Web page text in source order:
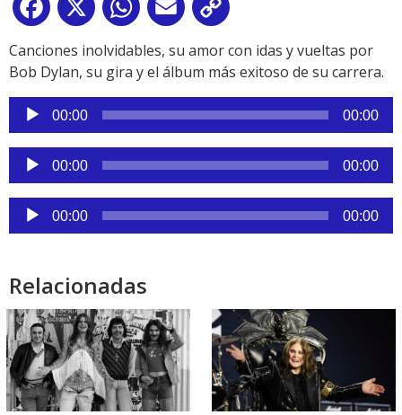
Facebook
X WhatsApp
Email
Link
Canciones inolvidables, su amor con idas y vueltas por
Bob Dylan, su gira y el álbum más exitoso de su carrera.
Reproductor
de
audio
00:00 00:00
Reproductor
de
audio
00:00 00:00
Reproductor
de
00:00 00:00
Relacionadas